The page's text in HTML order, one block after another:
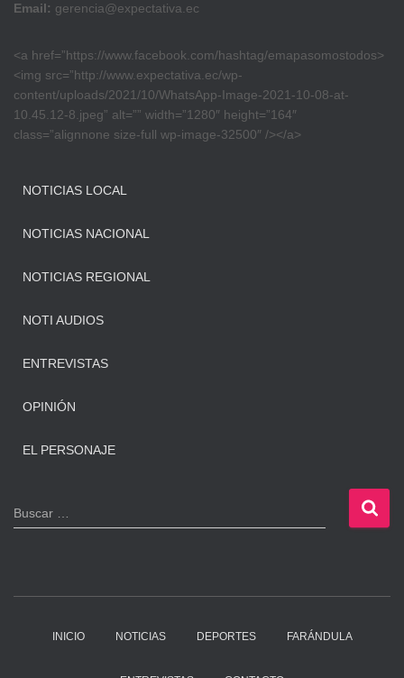
Email: gerencia@expectativa.ec
<a href=”https://www.facebook.com/hashtag/emapasomostodos>
<img src=”http://www.expectativa.ec/wp-
content/uploads/2021/10/WhatsApp-Image-2021-10-08-at-
10.45.12-8.jpeg” alt=”” width=”1280″ height=”164″
class=”alignnone size-full wp-image-32500″ /></a>
NOTICIAS LOCAL
NOTICIAS NACIONAL
NOTICIAS REGIONAL
NOTI AUDIOS
ENTREVISTAS
OPINIÓN
EL PERSONAJE
B
u
Buscar …
INICIO NOTICIAS DEPORTES FARÁNDULA